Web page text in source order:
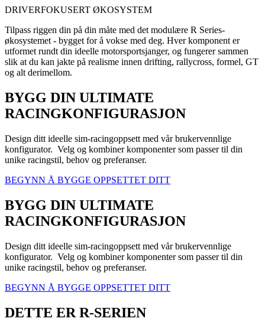
DRIVERFOKUSERT ØKOSYSTEM
Tilpass riggen din på din måte med det modulære R Series-
økosystemet - bygget for å vokse med deg. Hver komponent er
utformet rundt din ideelle motorsportsjanger, og fungerer sammen
slik at du kan jakte på realisme innen drifting, rallycross, formel, GT
og alt derimellom.
BYGG DIN ULTIMATE
RACINGKONFIGURASJON
Design ditt ideelle sim-racingoppsett med vår brukervennlige
konfigurator. Velg og kombiner komponenter som passer til din
unike racingstil, behov og preferanser.
BEGYNN Å BYGGE OPPSETTET DITT
BYGG DIN ULTIMATE
RACINGKONFIGURASJON
Design ditt ideelle sim-racingoppsett med vår brukervennlige
konfigurator. Velg og kombiner komponenter som passer til din
unike racingstil, behov og preferanser.
BEGYNN Å BYGGE OPPSETTET DITT
DETTE ER R-SERIEN